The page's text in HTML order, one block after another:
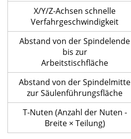
X/Y/Z-Achsen schnelle
Verfahrgeschwindigkeit
Abstand von der Spindelende
bis zur
Arbeitstischfläche
Abstand von der Spindelmitte
zur Säulenführungsfläche
T-Nuten (Anzahl der Nuten -
Breite × Teilung)